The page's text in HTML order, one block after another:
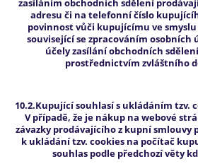
zasíláním obchodních sdělení
adresu či na telefonní číslo
povinnost vůči kupujícímu ve smyslu
související se zpracováním
účely zasílání obchodních
prostřednictvím zvláštního
10.2.Kupující souhlasí s ukládáním tzv.
V případě, že je nákup na webové
závazky prodávajícího z kupní smlouvy
k ukládání tzv. cookies na počítač
souhlas podle předchozí věty